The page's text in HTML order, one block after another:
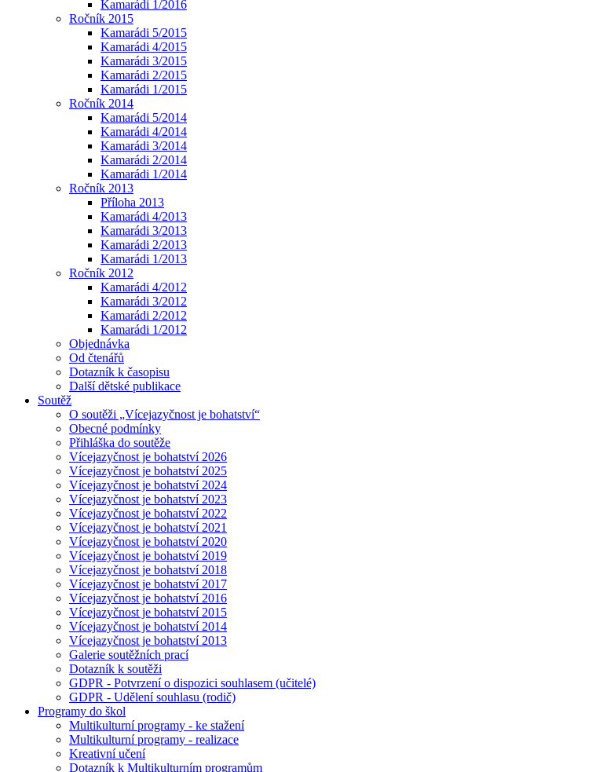
Kamarádi 1/2016
Ročník 2015
Kamarádi 5/2015
Kamarádi 4/2015
Kamarádi 3/2015
Kamarádi 2/2015
Kamarádi 1/2015
Ročník 2014
Kamarádi 5/2014
Kamarádi 4/2014
Kamarádi 3/2014
Kamarádi 2/2014
Kamarádi 1/2014
Ročník 2013
Příloha 2013
Kamarádi 4/2013
Kamarádi 3/2013
Kamarádi 2/2013
Kamarádi 1/2013
Ročník 2012
Kamarádi 4/2012
Kamarádi 3/2012
Kamarádi 2/2012
Kamarádi 1/2012
Objednávka
Od čtenářů
Dotazník k časopisu
Další dětské publikace
Soutěž
O soutěži „Vícejazyčnost je bohatství“
Obecné podmínky
Přihláška do soutěže
Vícejazyčnost je bohatství 2026
Vícejazyčnost je bohatství 2025
Vícejazyčnost je bohatství 2024
Vícejazyčnost je bohatství 2023
Vícejazyčnost je bohatství 2022
Vícejazyčnost je bohatství 2021
Vícejazyčnost je bohatství 2020
Vícejazyčnost je bohatství 2019
Vícejazyčnost je bohatství 2018
Vícejazyčnost je bohatství 2017
Vícejazyčnost je bohatství 2016
Vícejazyčnost je bohatství 2015
Vícejazyčnost je bohatství 2014
Vícejazyčnost je bohatství 2013
Galerie soutěžních prací
Dotazník k soutěži
GDPR - Potvrzení o dispozici souhlasem (učitelé)
GDPR - Udělení souhlasu (rodič)
Programy do škol
Multikulturní programy - ke stažení
Multikulturní programy - realizace
Kreativní učení
Dotazník k Multikulturním programům